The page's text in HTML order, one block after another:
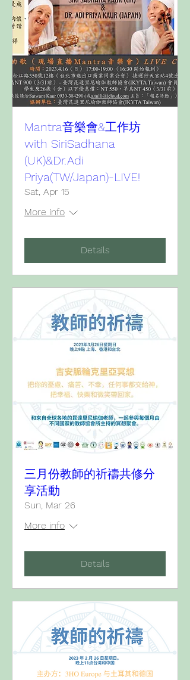
Mantra音樂會&工作坊
with SiriSadhana
(UK)&Dr.Adi
Priya(TW/Japan)-LIVE!
Sat, Apr 15
More info
Details
三月份教師的祈禱共修分
享活動
Sun, Mar 26
More info
Details